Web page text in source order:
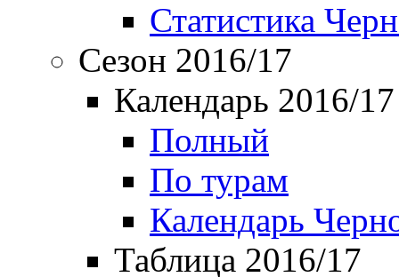
Статистика
Сезон 2016/17
Календарь 2016/17
Полный
По турам
Календарь
Таблица 2016/17